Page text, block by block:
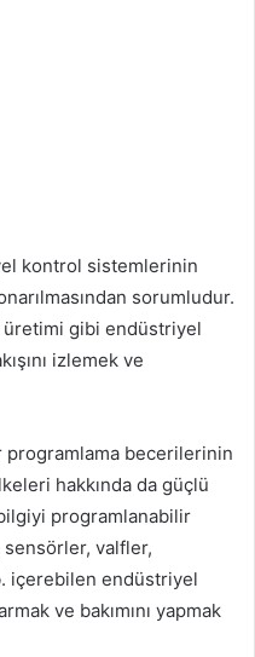
kontrol sistemlerinin
sorumludur.
gibi endüstriyel
izlemek ve
becerilerinin
hakkında da güçlü
programlanabilir
sensörler, valfler,
içerebilen endüstriyel
ve bakımını yapmak